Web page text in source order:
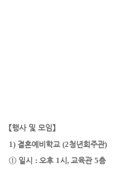
【행사 및 모임】
1) 결혼예비학교 (2청년회주관)
① 일시 : 오후 1 시 , 교육관 5층